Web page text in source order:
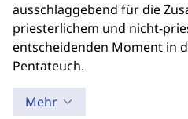
ausschlaggebend für die
priesterlichem und nicht-
entscheidenden Moment in
Pentateuch.
Mehr